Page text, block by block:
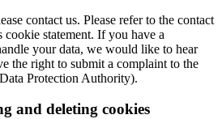
contact us. Please refer to the contact
statement. If you have a
your data, we would like to hear
the right to submit a complaint to the
Protection Authority).
and deleting cookies